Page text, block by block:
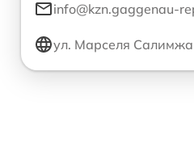
info@kzn.gaggenau-
ул. Марселя